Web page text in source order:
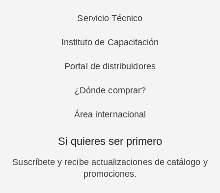
Servicio Técnico
Instituto de Capacitación
Portal de distribuidores
¿Dónde comprar?
Área internacional
Si quieres ser primero
Suscríbete y recibe actualizaciones de catálogo y
promociones.